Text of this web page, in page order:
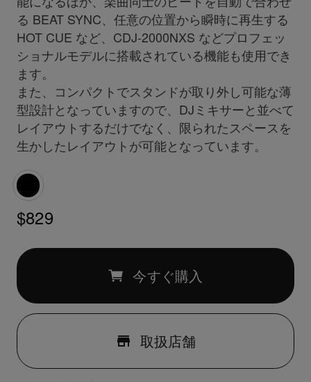
る BEAT SYNC、任意の位置から瞬時に再生する
HOT CUE など、CDJ-2000NXS などプロフェッ
ショナルモデルに搭載されている機能も使用でき
ます。
また、コンパクトでスタンドが取り外し可能な薄
型設計となっていますので、DJミキサーと並べて
レイアウトするだけでなく、限られたスペースを
生かしたレイアウトが可能となっています。
$829
今すぐ購入
取扱店舗